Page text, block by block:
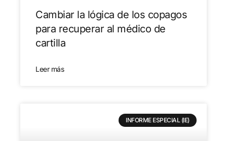
Cambiar la lógica de los copagos
para recuperar al médico de
cartilla
Leer más
INFORME ESPECIAL (IE)